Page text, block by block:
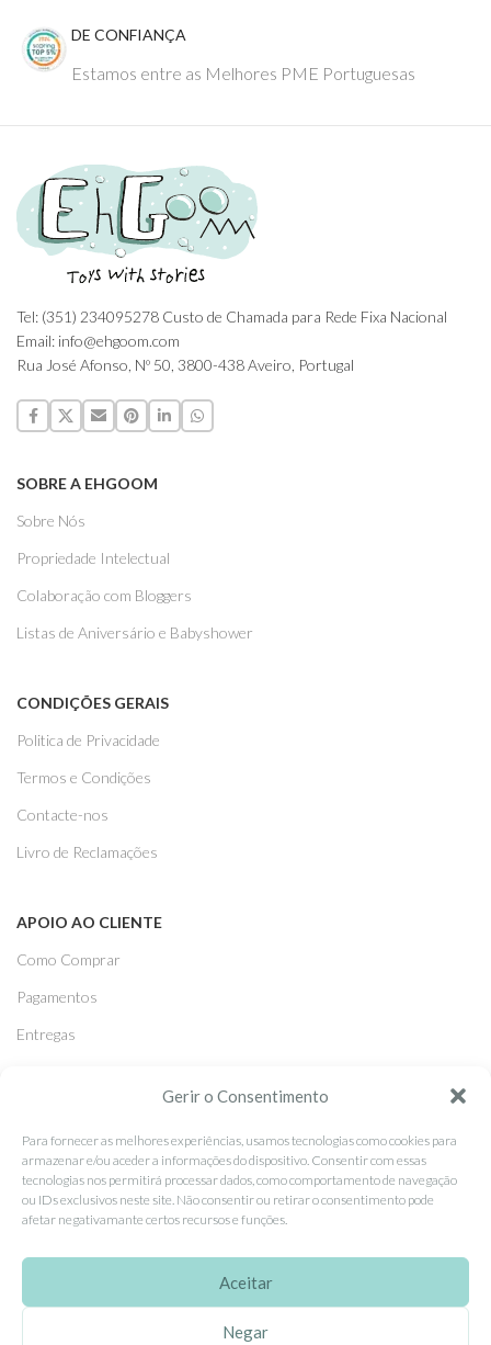
Gerir o Consentimento
Para fornecer as melhores experiências, usamos tecnologias como cookies para
armazenar e/ou aceder a informações do dispositivo. Consentir com essas
tecnologias nos permitirá processar dados, como comportamento de navegação
ou IDs exclusivos neste site. Não consentir ou retirar o consentimento pode
afetar negativamante certos recursos e funções.
Aceitar
Negar
DE CONFIANÇA
Estamos entre as Melhores PME Portuguesas
Tel: (351) 234095278 Custo de Chamada para Rede Fixa Nacional
Email: info@ehgoom.com
Rua José Afonso, Nº 50, 3800-438 Aveiro, Portugal
SOBRE A EHGOOM
Sobre Nós
Propriedade Intelectual
Colaboração com Bloggers
Listas de Aniversário e Babyshower
CONDIÇÕES GERAIS
Politica de Privacidade
Termos e Condições
Contacte-nos
Livro de Reclamações
APOIO AO CLIENTE
Como Comprar
Pagamentos
Entregas
SEGUE-NOS
Facebook
Instagram
Pinterest